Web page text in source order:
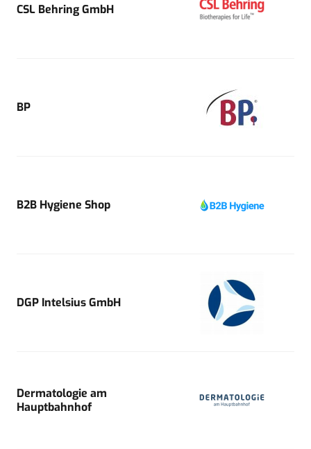
CSL Behring GmbH
BP
B2B Hygiene Shop
DGP Intelsius GmbH
Dermatologie am
Hauptbahnhof